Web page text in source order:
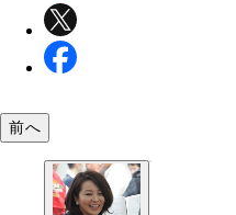
前へ